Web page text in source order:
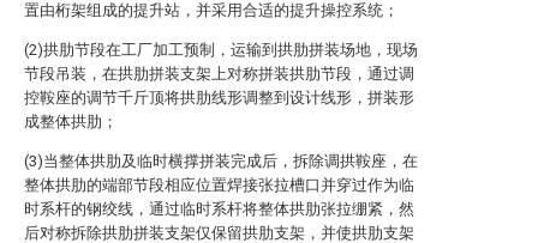
置由桁架组成的提升站，并采用合适的提升操控系统；
(2)拱肋节段在工厂加工预制，运输到拱肋拼装场地，现场
节段吊装，在拱肋拼装支架上对称拼装拱肋节段，通过调
控鞍座的调节千斤顶将拱肋线形调整到设计线形，拼装形
成整体拱肋；
(3)当整体拱肋及临时横撑拼装完成后，拆除调拱鞍座，在
整体拱肋的端部节段相应位置焊接张拉槽口并穿过作为临
时系杆的钢绞线，通过临时系杆将整体拱肋张拉绷紧，然
后对称拆除拱肋拼装支架仅保留拱肋支架，并使拱肋支架